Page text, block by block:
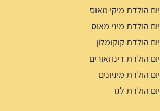
יום הולדת מיקי מאוס
יום הולדת מיני מאוס
יום הולדת קוקומלון
יום הולדת דינוזאורים
יום הולדת מיניונים
יום הולדת לגו